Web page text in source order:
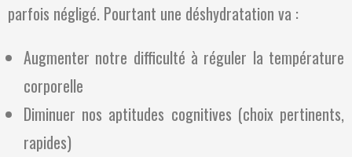
parfois négligé. Pourtant une déshydratation va :
Augmenter notre difficulté à réguler la température
corporelle
Diminuer nos aptitudes cognitives (choix pertinents,
rapides)